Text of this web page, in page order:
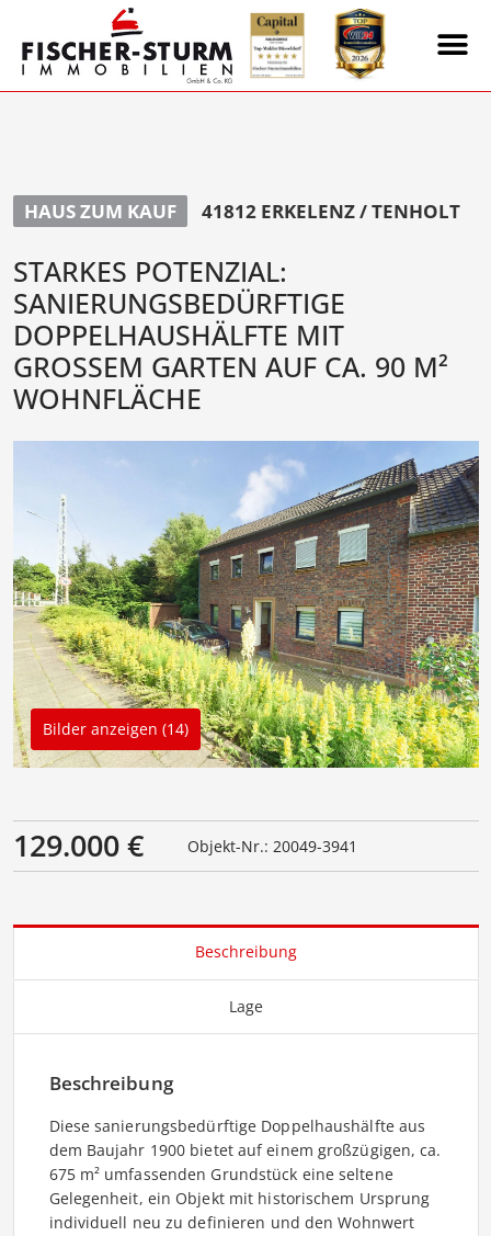
HAUS ZUM KAUF 41812 ERKELENZ / TENHOLT
STARKES POTENZIAL:
SANIERUNGSBEDÜRFTIGE
DOPPELHAUSHÄLFTE MIT
GROSSEM GARTEN AUF CA. 90 M² W
OHNFLÄCHE
Bilder anzeigen (14)
129.000 € Objekt-Nr.: 20049-3941
Beschreibung
Lage
Beschreibung
Diese sanierungsbedürftige Doppelhaushälfte aus
dem Baujahr 1900 bietet auf einem großzügigen, ca.
675 m² umfassenden Grundstück eine seltene
Gelegenheit, ein Objekt mit historischem Ursprung
individuell neu zu definieren und den Wohnwert